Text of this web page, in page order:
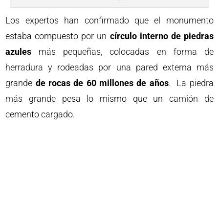
Los expertos han confirmado que el monumento
estaba compuesto por un círculo interno de piedras
azules más pequeñas, colocadas en forma de
herradura y rodeadas por una pared externa más
grande de rocas de 60 millones de años. La piedra
más grande pesa lo mismo que un camión de
cemento cargado.